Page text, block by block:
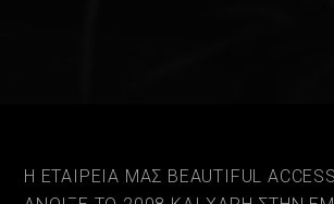
Η ΕΤΑΙΡΕΙΑ ΜΑΣ BEAUTIFUL